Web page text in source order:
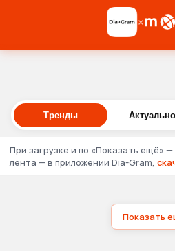
×
Тренды
При загрузке и по «Показать ещё»
лента — в приложении Dia-Gram,
Показать